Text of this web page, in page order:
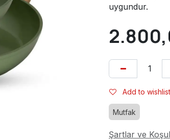
uygundur.
Add to wishlist
Mutfak
Şartlar ve